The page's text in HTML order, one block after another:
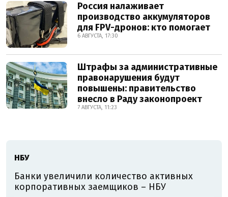
Россия налаживает
производство аккумуляторов
для FPV-дронов: кто помогает
6 АВГУСТА, 17:30
Штрафы за административные
правонарушения будут
повышены: правительство
внесло в Раду законопроект
7 АВГУСТА, 11:23
НБУ
Банки увеличили количество активных
корпоративных заемщиков – НБУ